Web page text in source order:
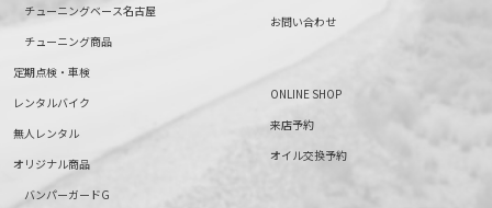
チューニングベース名古屋
チューニング商品
定期点検・車検
レンタルバイク
無人レンタル
オリジナル商品
バンパーガードG
お問い合わせ
ONLINE SHOP
来店予約
オイル交換予約